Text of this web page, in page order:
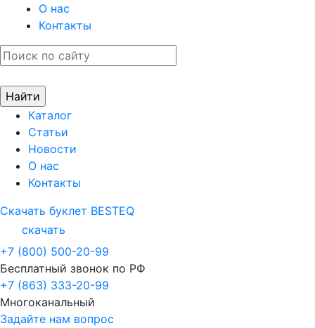
О нас
Контакты
Каталог
Статьи
Новости
О нас
Контакты
Скачать буклет BESTEQ
скачать
+7 (800) 500-20-99
Бесплатный звонок по РФ
+7 (863) 333-20-99
Многоканальный
Задайте нам вопрос